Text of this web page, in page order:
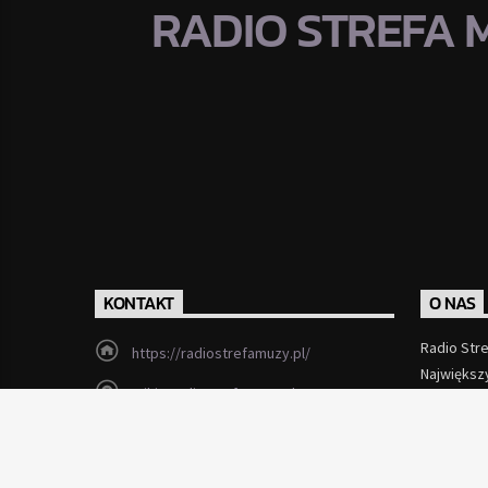
RADIO STREFA
KONTAKT
https://radiostrefamuzy.pl/
miki@radiostrefamuzy.pl
O NAS
Radio